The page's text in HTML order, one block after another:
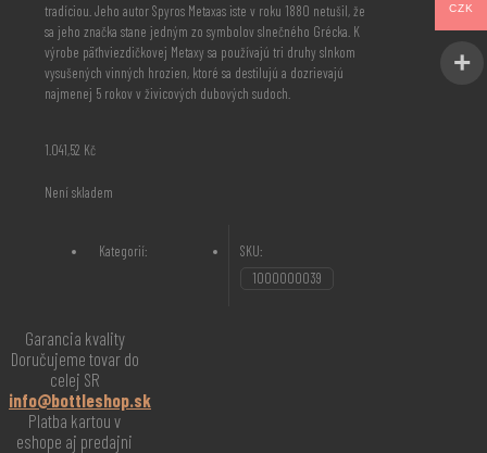
tradíciou. Jeho autor Spyros Metaxas iste v roku 1880 netušil, že
sa jeho značka stane jedným zo symbolov slnečného Grécka. K
výrobe päťhviezdičkovej Metaxy sa používajú tri druhy slnkom
vysušených vinných hrozien, ktoré sa destilujú a dozrievajú
najmenej 5 rokov v živicových dubových sudoch.
1.041,52 Kč
Není skladem
Kategorií:
SKU:
1000000039
Garancia kvality
Doručujeme tovar do
celej SR
info@bottleshop.sk
Platba kartou v
eshope aj predajni
CZK